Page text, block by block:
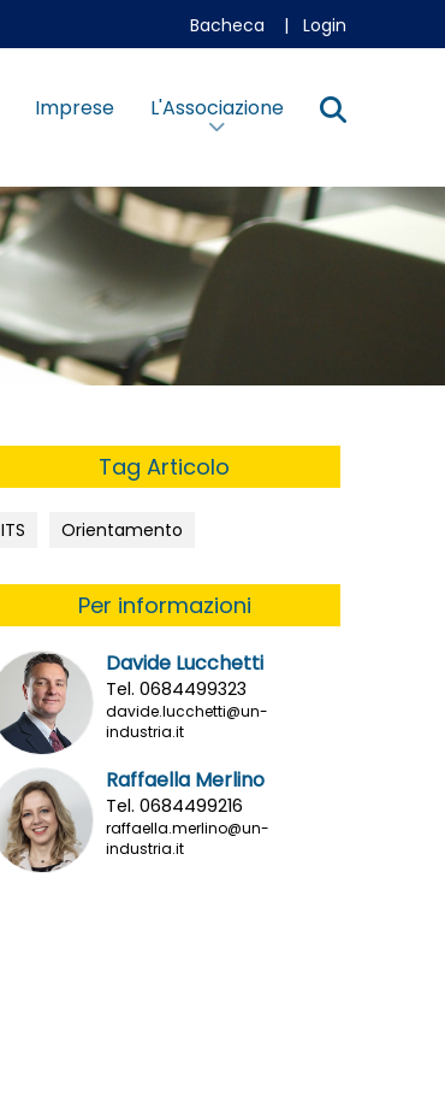
Bacheca | Login
Imprese L'Associazione
Tag Articolo
ITS Orientamento
Per informazioni
Davide Lucchetti
Tel. 0684499323
davide.lucchetti@un-
industria.it
Raffaella Merlino
Tel. 0684499216
raffaella.merlino@un-
industria.it